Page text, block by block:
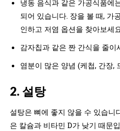
냉동 음식과 같은 가공식품에
되어 있습니다. 장을 볼 때, 가
인하고 저염 옵션을 찾아보세
감자칩과 같은 짠 간식을 줄이
염분이 많은 양념 (케첩, 간장,
2. 설탕
설탕은 뼈에 좋지 않을 수 있습니
은 칼슘과 비타민 D가 낮기 때문